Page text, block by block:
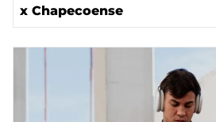
x Chapecoense